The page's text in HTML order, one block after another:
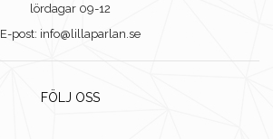
lördagar 09-12
E-post: info@lillaparlan.se
FÖLJ OSS